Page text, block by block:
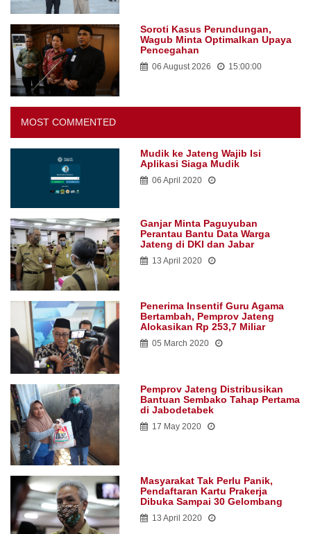
Soroti Kasus Perundungan,
Wagub Minta Optimalkan Upaya
Pencegahan
06 August 2026 15:00:00
MOST COMMENTED
Mudik ke Jateng Wajib Isi
Aplikasi Siaga Mudik
06 April 2020
Ganjar Minta Paguyuban
Perantau Bantu Data Warga
Jateng di DKI dan Jabar
13 April 2020
Penerima Insentif Guru Agama
Bertambah, Pemprov Jateng
Alokasikan Rp 253,7 Miliar
05 March 2020
Pemprov Jateng Distribusikan
Bantuan Sembako Tahap Pertama
di Jabodetabek
17 May 2020
Masyarakat Tak Perlu Panik,
Pendaftaran Kartu Prakerja
Dibuka Sampai 30 Gelombang
13 April 2020